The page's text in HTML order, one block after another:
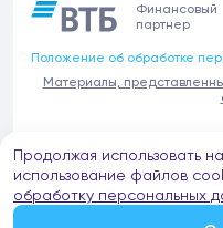
Финансовый
партнер
Положение об обработке
Материалы,
В связи с участившимися
имени компании
отделочных материалов и
компания Донстрой не
представительств такого
Продолжая использовать
использование файлов
обработку персональных